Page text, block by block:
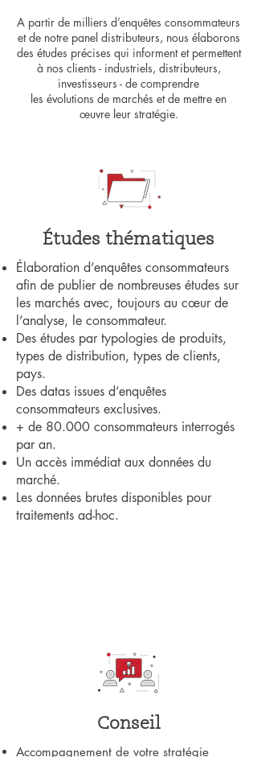
A partir de milliers d’enquêtes consommateurs
et de notre panel distributeurs, nous élaborons
des études précises qui informent et permettent
à nos clients - industriels, distributeurs,
investisseurs - de comprendre
les évolutions de marchés et de mettre en
œuvre leur stratégie.
Études thématiques
Élaboration d’enquêtes consommateurs
afin de publier de nombreuses études sur
les marchés avec, toujours au cœur de
l’analyse, le consommateur.
Des études par typologies de produits,
types de distribution, types de clients,
pays.
Des datas issues d’enquêtes
consommateurs exclusives.
+ de 80.000 consommateurs interrogés
par an.
Un accès immédiat aux données du
marché.
Les données brutes disponibles pour
traitements ad-hoc.
Conseil
Accompagnement de votre stratégie